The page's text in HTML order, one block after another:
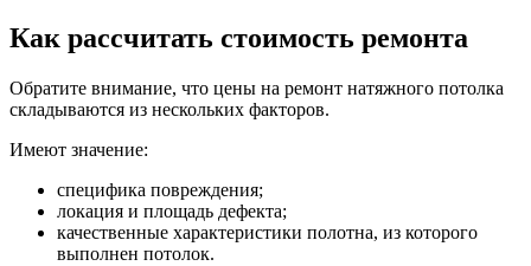
Как рассчитать стоимость ремонта
Обратите внимание, что цены на ремонт натяжного потолка
складываются из нескольких факторов.
Имеют значение:
специфика повреждения;
локация и площадь дефекта;
качественные характеристики полотна, из которого
выполнен потолок.